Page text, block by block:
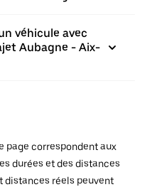
véhicule avec
Aubagne - Aix-
page correspondent aux
durées et des distances
distances réels peuvent